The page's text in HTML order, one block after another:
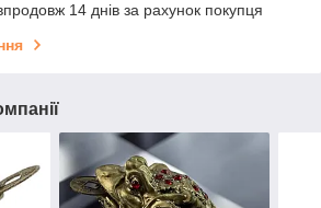
14 днів за рахунок покупця